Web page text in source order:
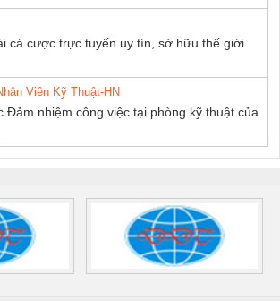
cá cược trực tuyến uy tín, sở hữu thế giới
Viên Kỹ Thuật-HN
Đảm nhiệm công việc tại phòng kỹ thuật của